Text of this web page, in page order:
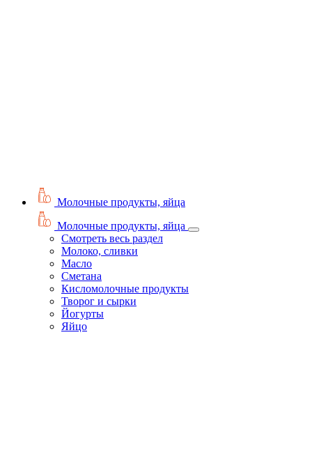
Молочные продукты, яйца
Молочные продукты, яйца
Смотреть весь раздел
Молоко, сливки
Масло
Сметана
Кисломолочные продукты
Творог и сырки
Йогурты
Яйцо